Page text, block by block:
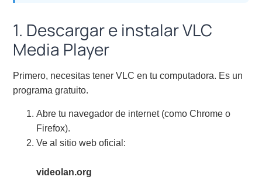
1. Descargar e instalar VLC
Media Player
Primero, necesitas tener VLC en tu computadora. Es un
programa gratuito.
Abre tu navegador de internet (como Chrome o
Firefox).
Ve al sitio web oficial:
videolan.org